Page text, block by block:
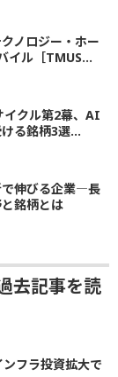
ノロジー・ホー
イル［TMUS...
イクル第2幕、AI
る銘柄3選...
で伸びる企業―長
銘柄とは
去記事を読
フラ投資拡大で